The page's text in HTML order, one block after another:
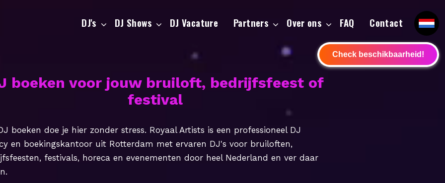
DJ's DJ Shows DJ Vacature Partners Over ons FAQ Contact
Check beschikbaarheid!
boeken voor jouw bruiloft, bedrijfsfeest of
festival
boeken doe je hier zonder stress. Royaal Artists is een professioneel DJ
en boekingskantoor uit Rotterdam met ervaren DJ's voor bruiloften,
festivals, horeca en evenementen door heel Nederland en ver daar